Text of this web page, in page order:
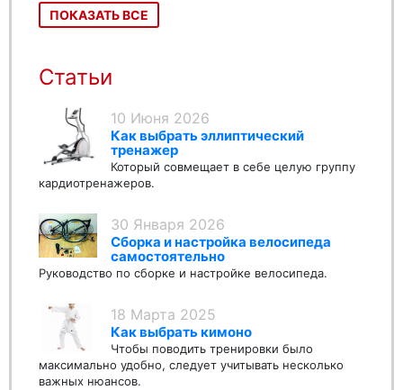
ПОКАЗАТЬ ВСЕ
Статьи
10 Июня 2026
Как выбрать эллиптический
тренажер
Который совмещает в себе целую группу
кардиотренажеров.
30 Января 2026
Сборка и настройка велосипеда
самостоятельно
Руководство по сборке и настройке велосипеда.
18 Марта 2025
Как выбрать кимоно
Чтобы поводить тренировки было
максимально удобно, следует учитывать несколько
важных нюансов.